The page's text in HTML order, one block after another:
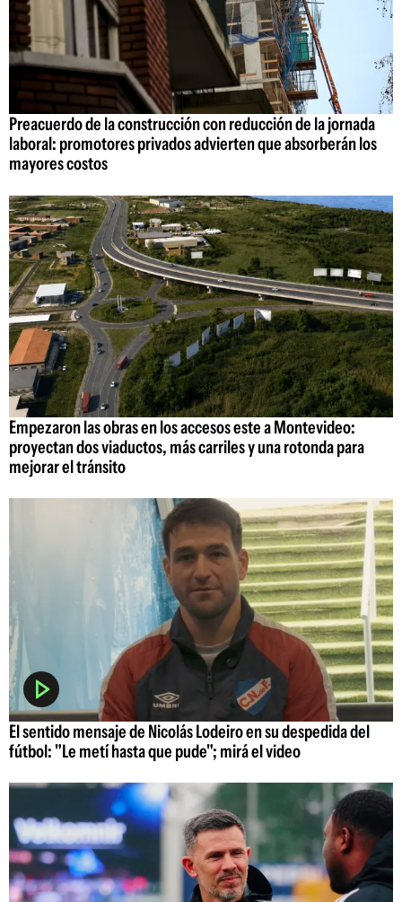
Preacuerdo de la construcción con reducción de la jornada
laboral: promotores privados advierten que absorberán los
mayores costos
Empezaron las obras en los accesos este a Montevideo:
proyectan dos viaductos, más carriles y una rotonda para
mejorar el tránsito
El sentido mensaje de Nicolás Lodeiro en su despedida del
fútbol: "Le metí hasta que pude"; mirá el video